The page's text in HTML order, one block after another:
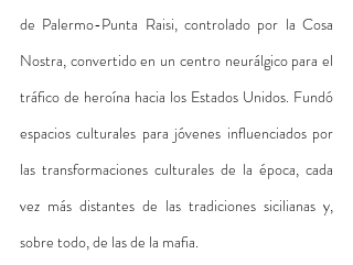
de Palermo-Punta Raisi, controlado por la Cosa
Nostra, convertido en un centro neurálgico para el
tráfico de heroína hacia los Estados Unidos. Fundó
espacios culturales para jóvenes influenciados por
las transformaciones culturales de la época, cada
vez más distantes de las tradiciones sicilianas y,
sobre todo, de las de la mafia.